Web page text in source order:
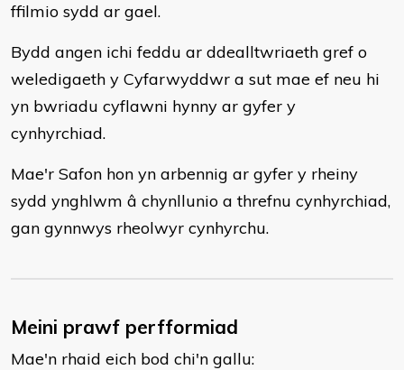
ffilmio sydd ar gael.
Bydd angen ichi feddu ar ddealltwriaeth gref o
weledigaeth y Cyfarwyddwr a sut mae ef neu hi
yn bwriadu cyflawni hynny ar gyfer y
cynhyrchiad.
Mae'r Safon hon yn arbennig ar gyfer y rheiny
sydd ynghlwm â chynllunio a threfnu cynhyrchiad,
gan gynnwys rheolwyr cynhyrchu.
Meini prawf perfformiad
Mae'n rhaid eich bod chi'n gallu: